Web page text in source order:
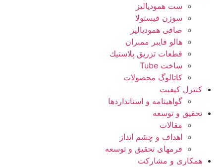
ست همودیالیز
سوزن فیستولا
صافی همودیالیز
هالو فایبر ممبران
قطعات تزريق پلاستيك
ساخت Tube
کاتالوگ محصولات
کنترل کیفیت
گواهينامه و استانداردها
تحقيق و توسعه
مقالات
اهداف و چشم انداز
فرمهای تحقیق و توسعه
همکاری و مشارکت